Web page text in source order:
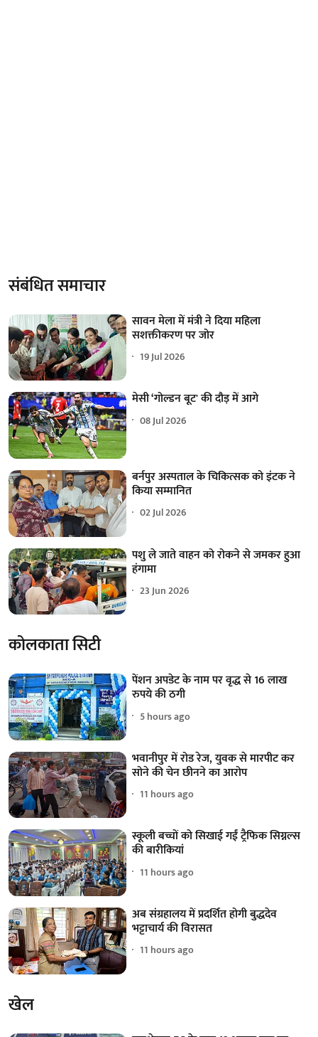
संबंधित समाचार
सावन मेला में मंत्री ने दिया महिला
सशक्तीकरण पर जोर
19 Jul 2026
मेसी ‘गोल्डन बूट' की दौड़ में आगे
08 Jul 2026
बर्नपुर अस्पताल के चिकित्सक को इंटक ने
किया सम्मानित
02 Jul 2026
पशु ले जाते वाहन को रोकने से जमकर हुआ
हंगामा
23 Jun 2026
कोलकाता सिटी
पेंशन अपडेट के नाम पर वृद्ध से 16 लाख
रुपये की ठगी
5 hours ago
भवानीपुर में रोड रेज, युवक से मारपीट कर
सोने की चेन छीनने का आरोप
11 hours ago
स्कूली बच्चों को सिखाई गईं ट्रैफिक सिग्नल्स
की बारीकियां
11 hours ago
अब संग्रहालय में प्रदर्शित होगी बुद्धदेव
भट्टाचार्य की विरासत
11 hours ago
खेल